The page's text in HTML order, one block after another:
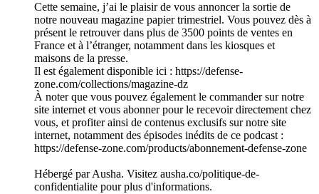
Cette semaine, j’ai le plaisir de vous annoncer la sortie de
notre nouveau magazine papier trimestriel. Vous pouvez dès à
présent le retrouver dans plus de 3500 points de ventes en
France et à l’étranger, notamment dans les kiosques et
maisons de la presse.
Il est également disponible ici : https://defense-
zone.com/collections/magazine-dz
À noter que vous pouvez également le commander sur notre
site internet et vous abonner pour le recevoir directement chez
vous, et profiter ainsi de contenus exclusifs sur notre site
internet, notamment des épisodes inédits de ce podcast :
https://defense-zone.com/products/abonnement-defense-zone
Hébergé par Ausha. Visitez ausha.co/politique-de-
confidentialite pour plus d'informations.